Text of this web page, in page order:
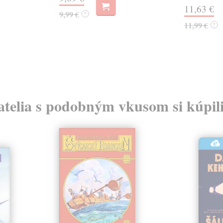
9,99 € ? 11,63 €
11,99 € ?
s podobným vkusom si